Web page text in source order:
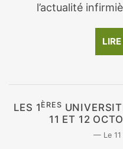
l’actualité
LES 1 ÈRES
11 ET 12